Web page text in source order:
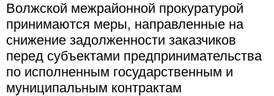
Волжской межрайонной прокуратурой
принимаются меры, направленные на
снижение задолженности заказчиков
перед субъектами предпринимательства
по исполненным государственным и
муниципальным контрактам